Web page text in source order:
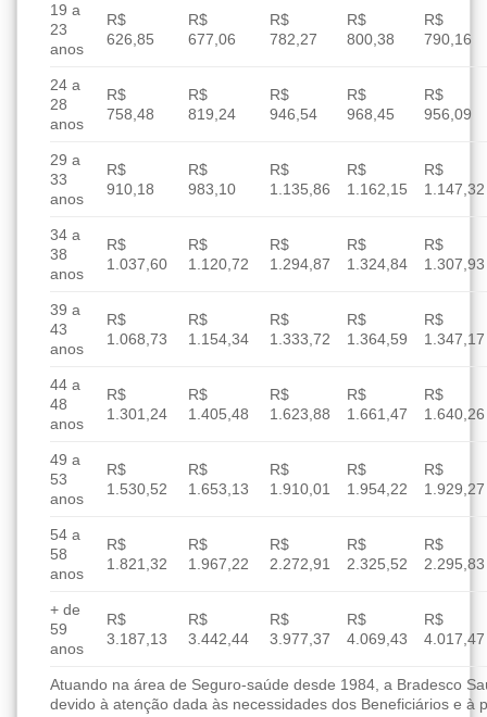
19 a
23
anos
R$
626,85
R$
677,06
R$
782,27
R$
800,38
R$
790,16
24 a
28
anos
R$
758,48
R$
819,24
R$
946,54
R$
968,45
R$
956,09
29 a
33
anos
R$
910,18
R$
983,10
R$
1.135,86
R$
1.162,15
R$
1.147,32
34 a
38
anos
R$
1.037,60
R$
1.120,72
R$
1.294,87
R$
1.324,84
R$
1.307,93
39 a
43
anos
R$
1.068,73
R$
1.154,34
R$
1.333,72
R$
1.364,59
R$
1.347,17
44 a
48
anos
R$
1.301,24
R$
1.405,48
R$
1.623,88
R$
1.661,47
R$
1.640,26
49 a
53
anos
R$
1.530,52
R$
1.653,13
R$
1.910,01
R$
1.954,22
R$
1.929,27
54 a
58
anos
R$
1.821,32
R$
1.967,22
R$
2.272,91
R$
2.325,52
R$
2.295,83
+ de
59
anos
R$
3.187,13
R$
3.442,44
R$
3.977,37
R$
4.069,43
R$
4.017,47
Atuando na área de Seguro-saúde desde 1984, a Bradesco
devido à atenção dada às necessidades dos Beneficiários e